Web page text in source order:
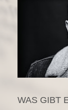
WAS GIBT